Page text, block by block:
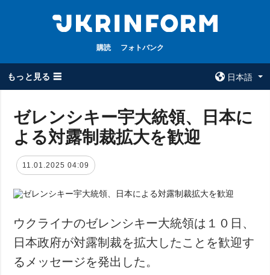
購読 フォトバンク
もっと見る ☰
日本語
全てのトピック
被占領地
政治
防衛
社会・文化
スポーツ
ウクルインフォ
ルム
コンタクト
ゼレンシキー宇大統領、日本に
よる対露制裁拡大を歓迎
11.01.2025 04:09
ウクライナのゼレンシキー大統領は１０日、
日本政府が対露制裁を拡大したことを歓迎す
るメッセージを発出した。